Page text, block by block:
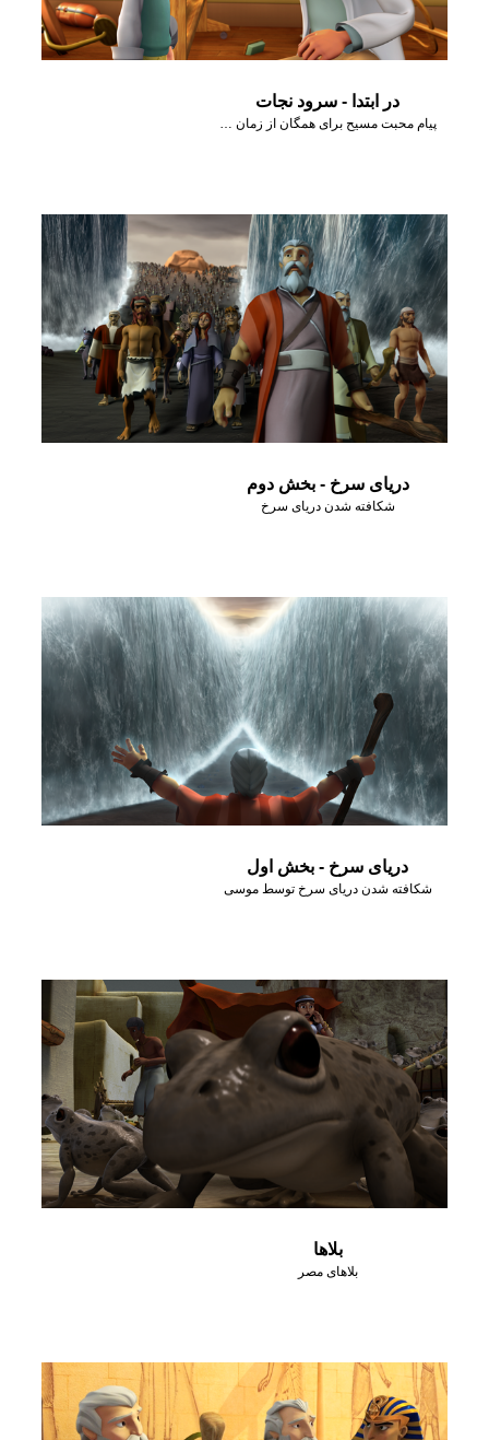
در ابتدا - سرود نجات
پیام محبت مسیح برای همگان از زمان «در ابتدا» نمایش داده شد.
دریای سرخ - بخش دوم
شکافته شدن دریای سرخ
دریای سرخ - بخش اول
شکافته شدن دریای سرخ توسط موسی
بلاها
بلاهای مصر